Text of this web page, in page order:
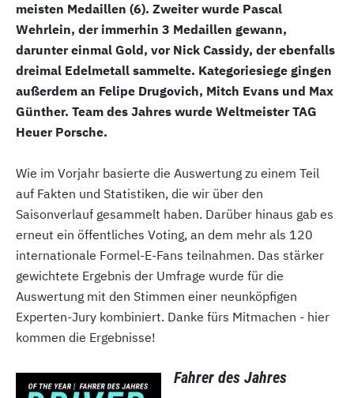
meisten Medaillen (6). Zweiter wurde Pascal
Wehrlein, der immerhin 3 Medaillen gewann,
darunter einmal Gold, vor Nick Cassidy, der ebenfalls
dreimal Edelmetall sammelte. Kategoriesiege gingen
außerdem an Felipe Drugovich, Mitch Evans und Max
Günther. Team des Jahres wurde Weltmeister TAG
Heuer Porsche.
Wie im Vorjahr basierte die Auswertung zu einem Teil
auf Fakten und Statistiken, die wir über den
Saisonverlauf gesammelt haben. Darüber hinaus gab es
erneut ein öffentliches Voting, an dem mehr als 120
internationale Formel-E-Fans teilnahmen. Das stärker
gewichtete Ergebnis der Umfrage wurde für die
Auswertung mit den Stimmen einer neunköpfigen
Experten-Jury kombiniert. Danke fürs Mitmachen - hier
kommen die Ergebnisse!
Fahrer des Jahres